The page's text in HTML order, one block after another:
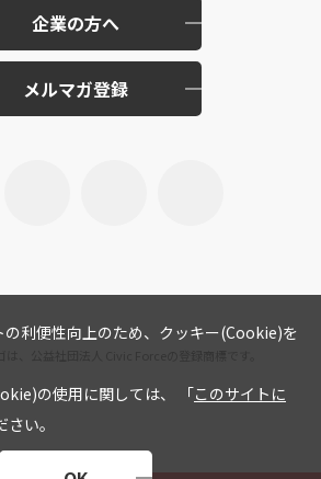
の利便性向上のため、クッキー(Cookie)を
の使用に関しては、 「このサイトに
い。
企業の方へ
メルマガ登録
は、公益社団法人 Civic Forceの登録商標です。